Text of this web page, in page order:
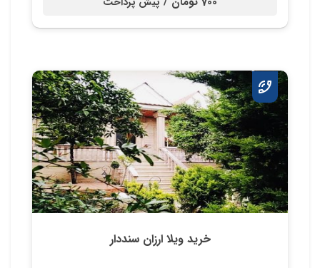
خرید ویلا ارزان سنددار